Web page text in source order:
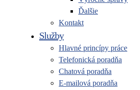
Ďalšie
Kontakt
Služby
Hlavné princípy práce
Telefonická poradňa
Chatová poradňa
E-mailová poradňa